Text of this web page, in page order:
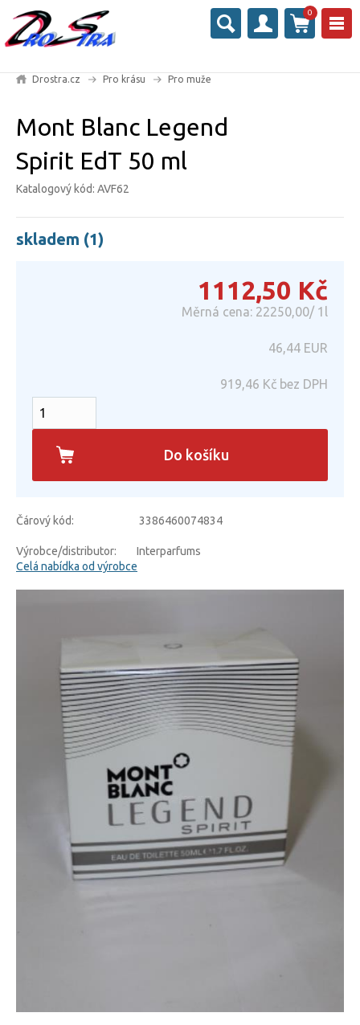
0
Drostra.cz Pro krásu Pro muže
Mont Blanc Legend
Spirit EdT 50 ml
Katalogový kód: AVF62
skladem (1)
1112,50 Kč
Měrná cena: 22250,00/ 1l
46,44 EUR
919,46 Kč bez DPH
Do košíku
Čárový kód: 3386460074834
Výrobce/distributor:
Interparfums
Celá nabídka od výrobce